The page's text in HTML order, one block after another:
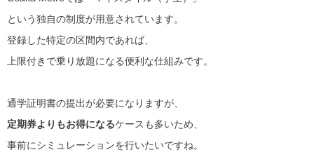
という独自の制度が用意されています。
登録した特定の区間内であれば、
上限付きで乗り放題になる便利な仕組みです。
通学証明書の提出が必要になりますが、
定期券よりもお得になるケースも多いため、
事前にシミュレーションを行いたいですね。